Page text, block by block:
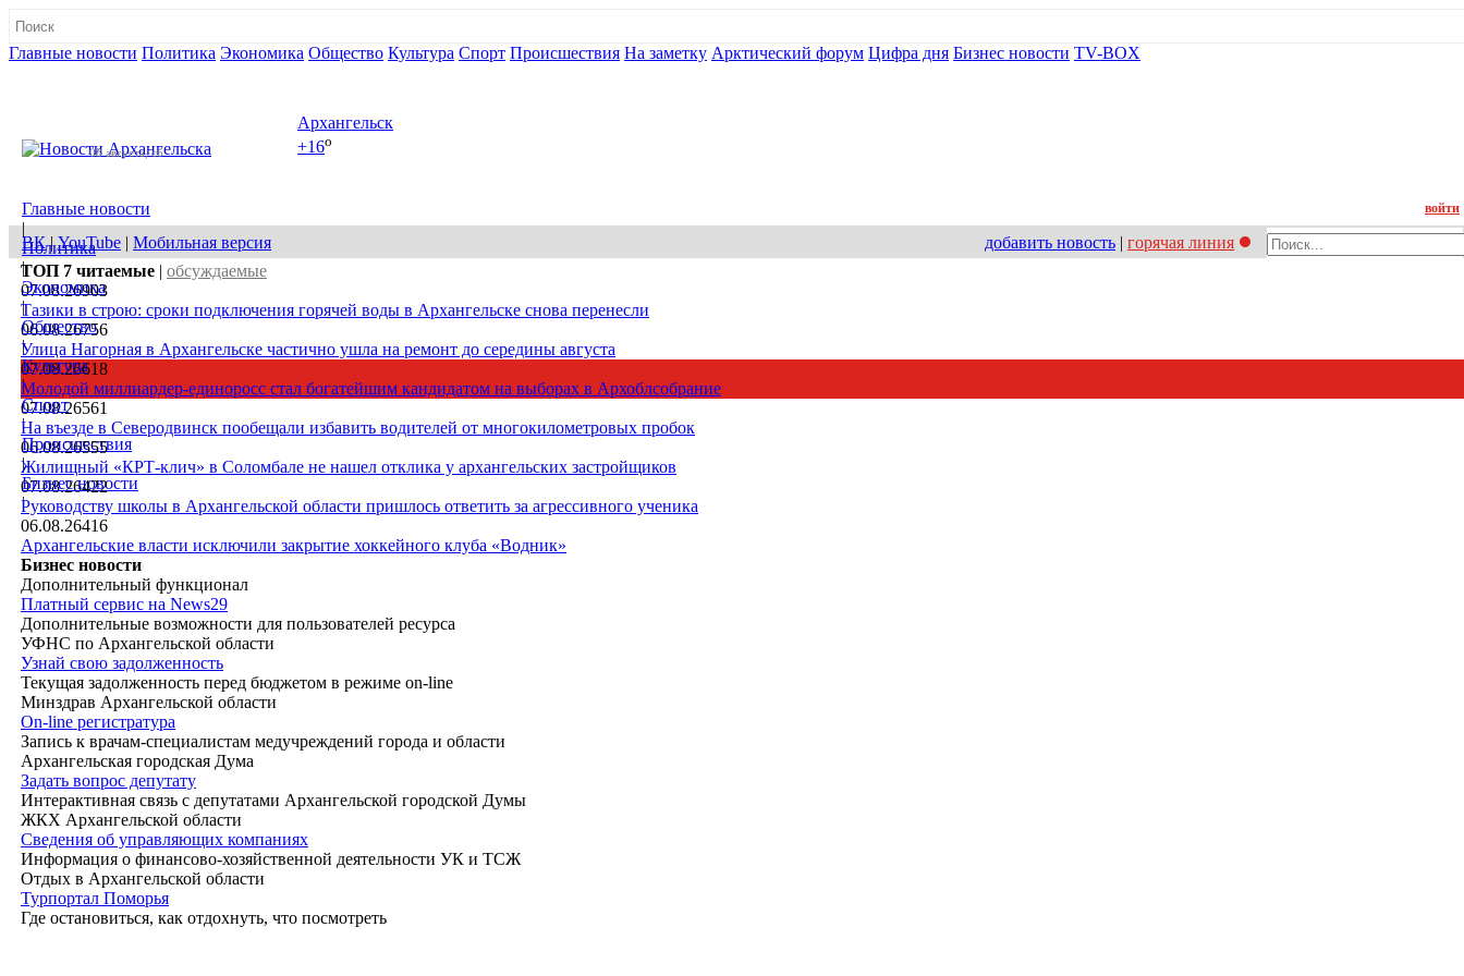
Главные новости Политика Экономика Общество Культура Спорт Происшествия На заметку Арктический форум Цифра дня Бизнес новости TV-BOX
08 августа, сб
Архангельск
+16o
Главные новости
|
Политика
|
Экономика
|
Общество
|
Культура
|
Спорт
|
Происшествия
|
Бизнес новости
|
войти
ВК|YouTube | Мобильная версия добавить новость | горячая линия
ТОП 7 читаемые | обсуждаемые
07.08.26903
Тазики в строю: сроки подключения горячей воды в Архангельске снова перенесли
06.08.26756
Улица Нагорная в Архангельске частично ушла на ремонт до середины августа
07.08.26618
Молодой миллиардер-единоросс стал богатейшим кандидатом на выборах в Архоблсобрание
07.08.26561
На въезде в Северодвинск пообещали избавить водителей от многокилометровых пробок
06.08.26555
Жилищный «КРТ-клич» в Соломбале не нашел отклика у архангельских застройщиков
07.08.26422
Руководству школы в Архангельской области пришлось ответить за агрессивного ученика
06.08.26416
Архангельские власти исключили закрытие хоккейного клуба «Водник»
Бизнес новости
Дополнительный функционал
Платный сервис на News29
Дополнительные возможности для пользователей ресурса
УФНС по Архангельской области
Узнай свою задолженность
Текущая задолженность перед бюджетом в режиме on-line
Минздрав Архангельской области
On-line регистратура
Запись к врачам-специалистам медучреждений города и области
Архангельская городская Дума
Задать вопрос депутату
Интерактивная связь с депутатами Архангельской городской Думы
ЖКХ Архангельской области
Сведения об управляющих компаниях
Информация о финансово-хозяйственной деятельности УК и ТСЖ
Отдых в Архангельской области
Турпортал Поморья
Где остановиться, как отдохнуть, что посмотреть